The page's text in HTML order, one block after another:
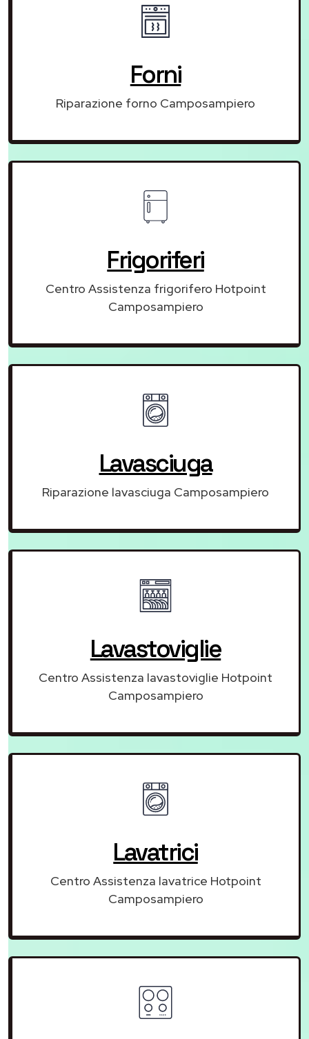
Forni
Riparazione forno Camposampiero
Frigoriferi
Centro Assistenza frigorifero Hotpoint
Camposampiero
Lavasciuga
Riparazione lavasciuga Camposampiero
Lavastoviglie
Centro Assistenza lavastoviglie Hotpoint
Camposampiero
Lavatrici
Centro Assistenza lavatrice Hotpoint
Camposampiero